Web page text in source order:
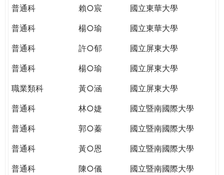
GLOBAL
CITIZENSHIP
普通科
賴○宸
國立東華大學
普通科
楊○瑜
國立東華大學
普通科
許○郁
國立屏東大學
普通科
楊○瑜
國立屏東大學
職業類科
黃○涵
國立屏東大學
普通科
林○婕
國立暨南國際大學
普通科
郭○蓁
國立暨南國際大學
普通科
黃○恩
國立暨南國際大學
普通科
陳○儀
國立暨南國際大學